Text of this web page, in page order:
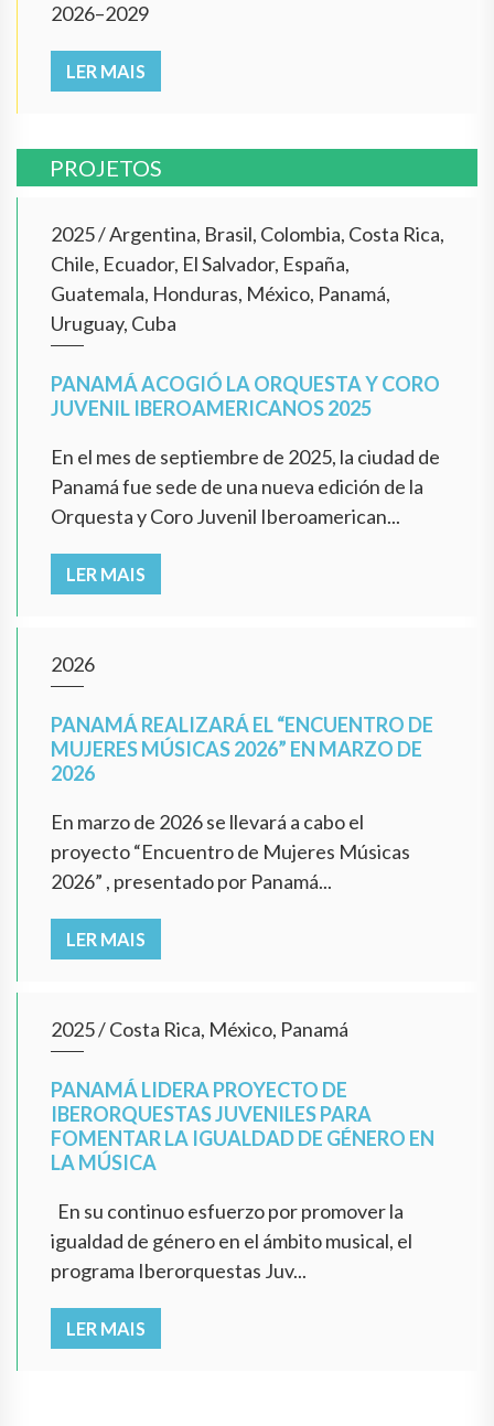
2026–2029
LER MAIS
PROJETOS
2025/Argentina, Brasil, Colombia, Costa Rica,
Chile, Ecuador, El Salvador, España,
Guatemala, Honduras, México, Panamá,
Uruguay, Cuba
PANAMÁ ACOGIÓ LA ORQUESTA Y CORO
JUVENIL IBEROAMERICANOS 2025
En el mes de septiembre de 2025, la ciudad de
Panamá fue sede de una nueva edición de la
Orquesta y Coro Juvenil Iberoamerican...
LER MAIS
2026
PANAMÁ REALIZARÁ EL “ENCUENTRO DE
MUJERES MÚSICAS 2026” EN MARZO DE
2026
En marzo de 2026 se llevará a cabo el
proyecto “Encuentro de Mujeres Músicas
2026” , presentado por Panamá...
LER MAIS
2025/Costa Rica, México, Panamá
PANAMÁ LIDERA PROYECTO DE
IBERORQUESTAS JUVENILES PARA
FOMENTAR LA IGUALDAD DE GÉNERO EN
LA MÚSICA
En su continuo esfuerzo por promover la
igualdad de género en el ámbito musical, el
programa Iberorquestas Juv...
LER MAIS